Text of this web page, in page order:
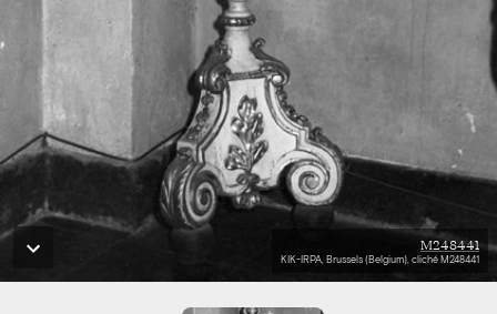
M248441
KIK-IRPA, Brussels (Belgium), cliché M248441